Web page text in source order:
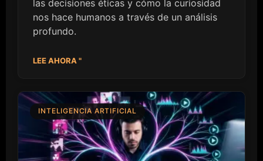
las decisiones éticas y cómo la curiosidad
nos hace humanos a través de un análisis
profundo.
LEE AHORA "
INTELIGENCIA ARTIFICIAL